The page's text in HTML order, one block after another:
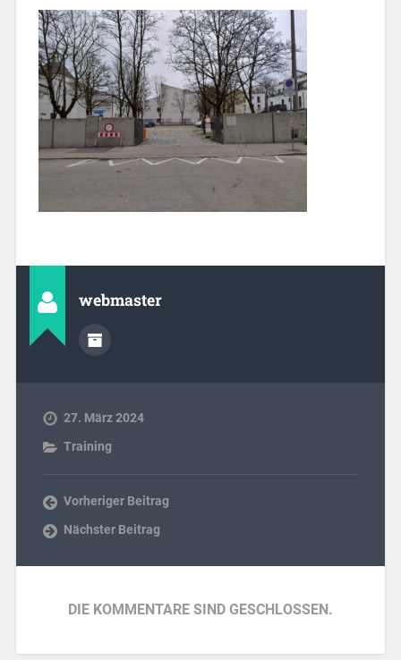
webmaster
27. März 2024
Training
Vorheriger Beitrag
Nächster Beitrag
DIE KOMMENTARE SIND GESCHLOSSEN.